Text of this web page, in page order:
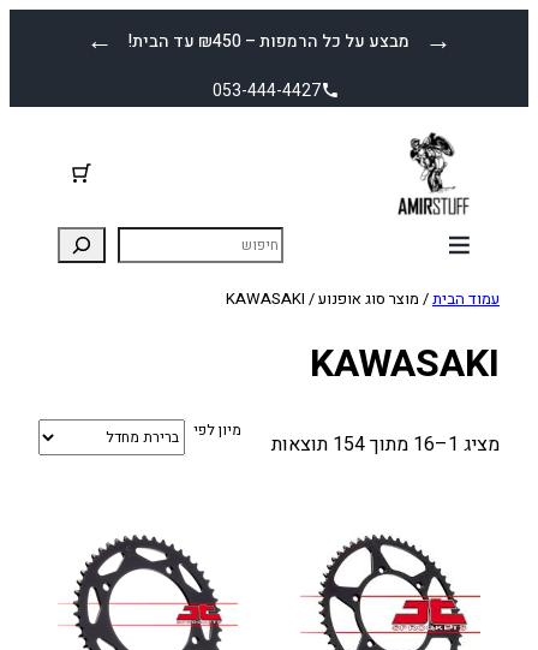
← מבצע על כל הרמפות – ₪450 עד הבית! →
053-444-4427
עמוד הבית/ מוצר סוג אופנוע / KAWASAKI
KAWASAKI
מציג 1–16 מתוך 154 תוצאות מיון לפי